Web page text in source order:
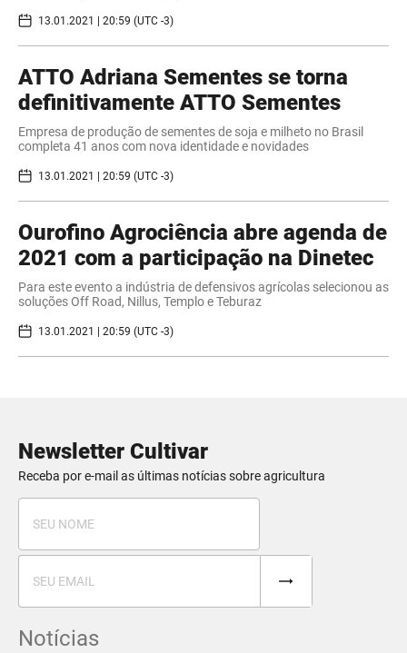
13.01.2021 | 20:59 (UTC -3)
ATTO Adriana Sementes se torna
definitivamente ATTO Sementes
Empresa de produção de sementes de soja e milheto no Brasil
completa 41 anos com nova identidade e novidades
13.01.2021 | 20:59 (UTC -3)
Ourofino Agrociência abre agenda de
2021 com a participação na Dinetec
Para este evento a indústria de defensivos agrícolas selecionou as
soluções Off Road, Nillus, Templo e Teburaz
13.01.2021 | 20:59 (UTC -3)
Newsletter Cultivar
Receba por e-mail as últimas notícias sobre agricultura
Notícias